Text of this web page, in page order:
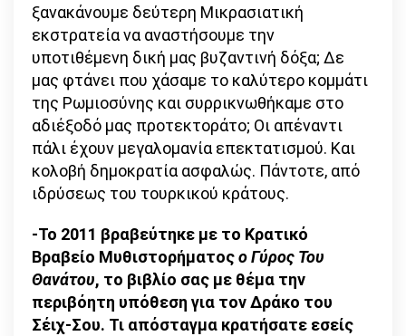
ξανακάνουμε δεύτερη Μικρασιατική
εκστρατεία να αναστήσουμε την
υποτιθέμενη δική μας βυζαντινή δόξα; Δε
μας φτάνει που χάσαμε το καλύτερο κομμάτι
της Ρωμιοσύνης και συρρικνωθήκαμε στο
αδιέξοδό μας προτεκτοράτο; Οι απέναντι
πάλι έχουν μεγαλομανία επεκτατισμού. Και
κολοβή δημοκρατία ασφαλώς. Πάντοτε, από
ιδρύσεως του τουρκικού κράτους.
-Το 2011 βραβεύτηκε με το Κρατικό
Βραβείο Μυθιστορήματοςο Γύρος Του
Θανάτου, το βιβλίο σας με θέμα την
περιβόητη υπόθεση για τον Δράκο του
Σέιχ-Σου. Τι απόσταγμα κρατήσατε εσείς